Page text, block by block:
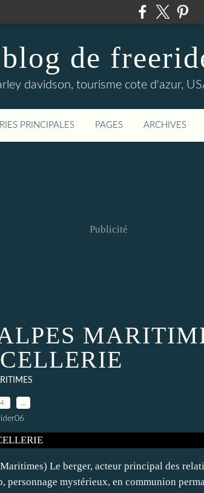
de
davidson, tourisme cote d'azur,
PRINCIPALES PAGES ARCHIVES
Publicité
Le berger, acteur principal des
mystérieux, en communion